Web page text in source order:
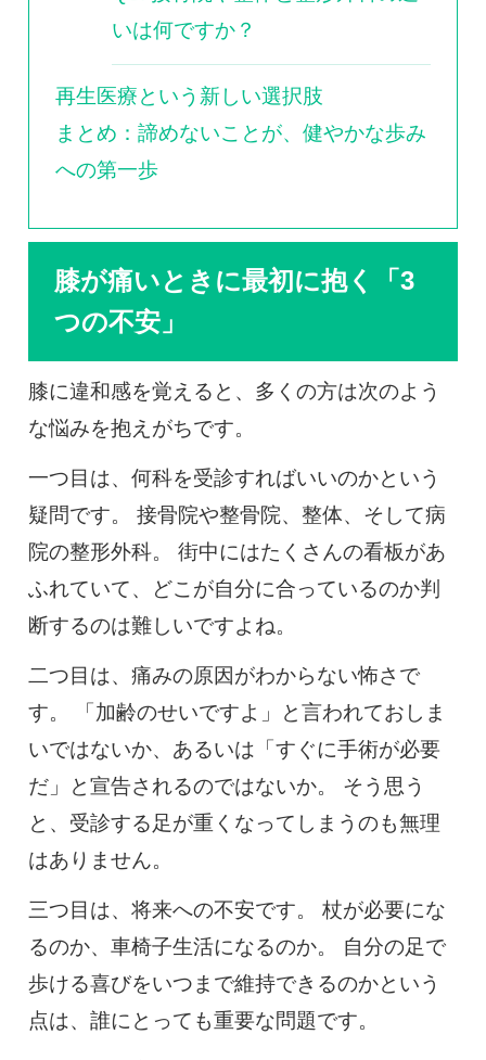
いは何ですか？
再生医療という新しい選択肢
まとめ：諦めないことが、健やかな歩み
への第一歩
膝が痛いときに最初に抱く「3
つの不安」
膝に違和感を覚えると、多くの方は次のよう
な悩みを抱えがちです。
一つ目は、何科を受診すればいいのかという
疑問です。 接骨院や整骨院、整体、そして病
院の整形外科。 街中にはたくさんの看板があ
ふれていて、どこが自分に合っているのか判
断するのは難しいですよね。
二つ目は、痛みの原因がわからない怖さで
す。 「加齢のせいですよ」と言われておしま
いではないか、あるいは「すぐに手術が必要
だ」と宣告されるのではないか。 そう思う
と、受診する足が重くなってしまうのも無理
はありません。
三つ目は、将来への不安です。 杖が必要にな
るのか、車椅子生活になるのか。 自分の足で
歩ける喜びをいつまで維持できるのかという
点は、誰にとっても重要な問題です。